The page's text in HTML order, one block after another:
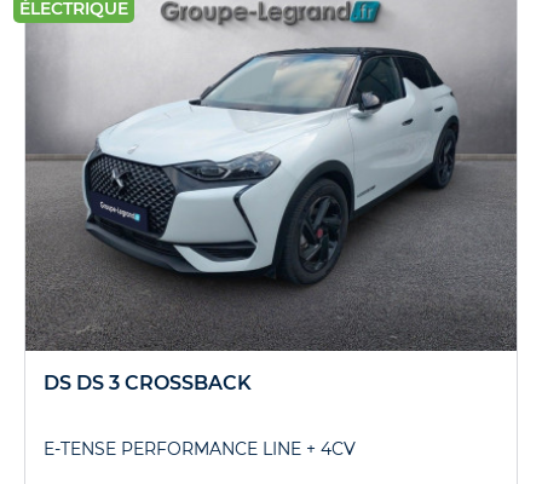
ÉLECTRIQUE
DS DS 3 CROSSBACK
E-TENSE PERFORMANCE LINE + 4CV